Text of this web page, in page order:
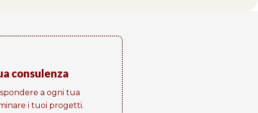
consulenza
a ogni tua
i tuoi progetti​.